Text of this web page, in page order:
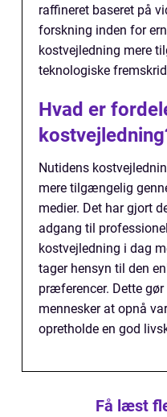
raffineret baseret på
forskning inden for
kostvejledning mere
teknologiske
Hvad er
Nutidens
mere tilgængelig
medier. Det har gjort
adgang til
kostvejledning i dag
tager hensyn til den
præferencer. Dette
mennesker at opnå
opretholde en god
Få læst